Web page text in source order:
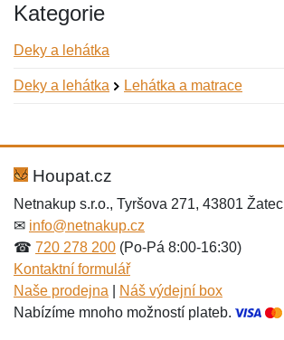
Kategorie
Deky a lehátka
Deky a lehátka Lehátka a matrace
Hodnocení:
Jméno: *
Jméno:
E-mail:*
Houpat.cz
Netnakup s.r.o., Tyršova 271, 43801 Žatec
✉ info@netnakup.cz
☎ 720 278 200 (Po-Pá 8:00-16:30)
Kontaktní formulář
Naše prodejna
Náš výdejní box
Nabízíme mnoho možností plateb.